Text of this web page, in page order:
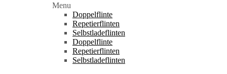
Menu
Doppelflinte
Repetierflinten
Selbstladeflinten
Doppelflinte
Repetierflinten
Selbstladeflinten